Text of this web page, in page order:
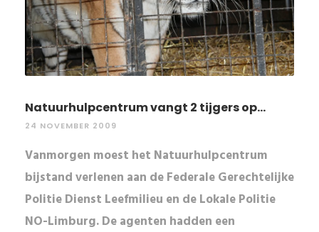
Natuurhulpcentrum vangt 2 tijgers op...
24 NOVEMBER 2009
Vanmorgen moest het Natuurhulpcentrum
bijstand verlenen aan de Federale Gerechtelijke
Politie Dienst Leefmilieu en de Lokale Politie
NO-Limburg. De agenten hadden een